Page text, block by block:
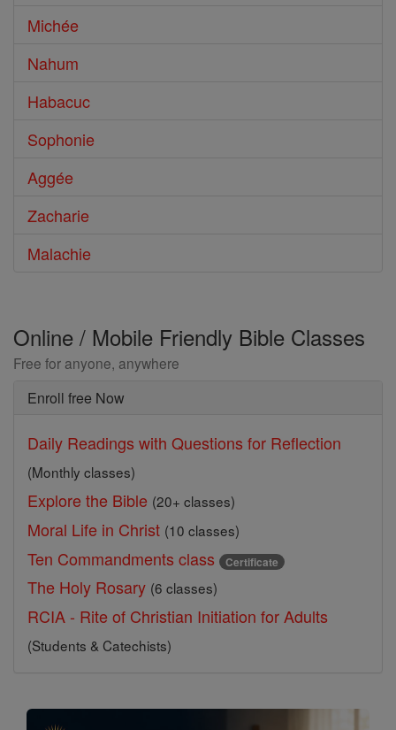
Michée
Nahum
Habacuc
Sophonie
Aggée
Zacharie
Malachie
Online / Mobile Friendly Bible Classes
Free for anyone, anywhere
Enroll free Now
Daily Readings with Questions for Reflection
(Monthly classes)
Explore the Bible (20+ classes)
Moral Life in Christ (10 classes)
Ten Commandments class Certificate
The Holy Rosary (6 classes)
RCIA - Rite of Christian Initiation for Adults
(Students & Catechists)